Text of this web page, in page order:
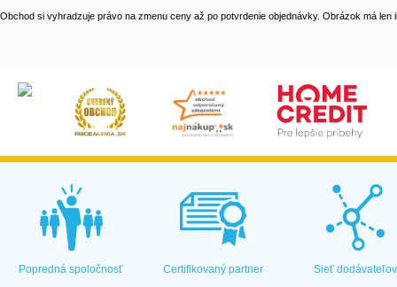
Obchod si vyhradzuje právo na zmenu ceny až po potvrdenie objednávky. Obrázok má len
Popredná spoločnosť Certifikovaný partner Sieť dodávateľov